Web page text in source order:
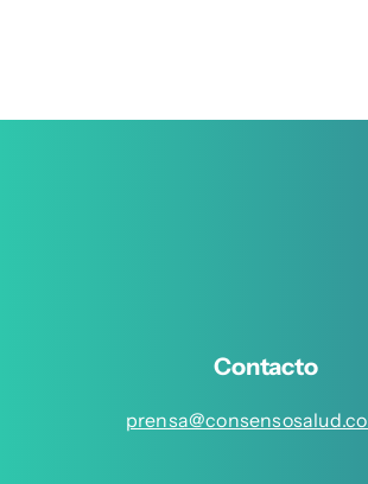
Contacto